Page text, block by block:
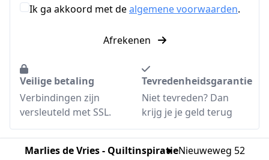
Ik ga akkoord met dealgemene voorwaarden.
Afrekenen
Veilige betaling
Verbindingen zijn
versleuteld met SSL.
Tevredenheidsgarantie
Niet tevreden? Dan
krijg je je geld terug
Marlies de Vries - QuiltinspiratieNieuweweg 52